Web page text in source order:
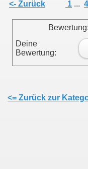
<- Zurück 1 ... 4
Bewertung:
Deine
Bewertung:
<= Zurück zur